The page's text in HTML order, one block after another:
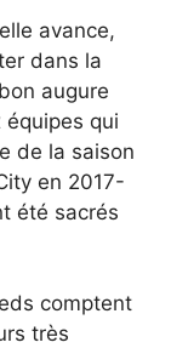
avance,
dans la
augure
qui
de la saison
en 2017-
été sacrés
comptent
très